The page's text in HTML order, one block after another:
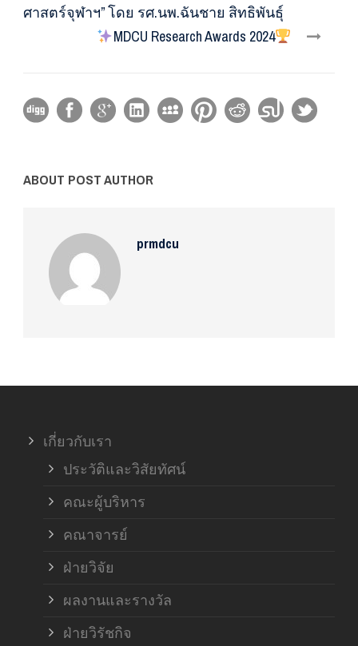
ศาสตร์จุฬาฯ” โดย รศ.นพ.ฉันชาย สิทธิพันธุ์
️MDCU Research Awards 2024
ABOUT POST AUTHOR
prmdcu
เกี่ยวกับเรา
ประวัติและวิสัยทัศน์
คณะผู้บริหาร
คณาจารย์
ฝ่ายวิจัย
ผลงานและรางวัล
ฝ่ายวิรัชกิจ